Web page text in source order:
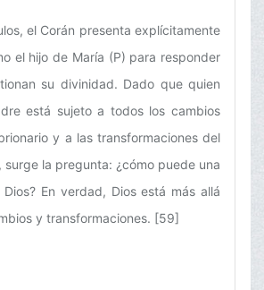
el Corán presenta explícitamente
el hijo de María (P) para responder
su divinidad. Dado que quien
está sujeto a todos los cambios
y a las transformaciones del
surge la pregunta: ¿cómo puede una
En verdad, Dios está más allá
y transformaciones. [59]